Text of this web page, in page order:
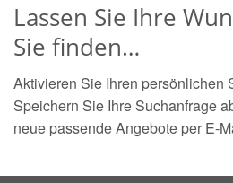
Lassen Sie Ihre
Sie finden…
Aktivieren Sie Ihren persönlichen
Speichern Sie Ihre Suchanfrage
neue passende Angebote per E-